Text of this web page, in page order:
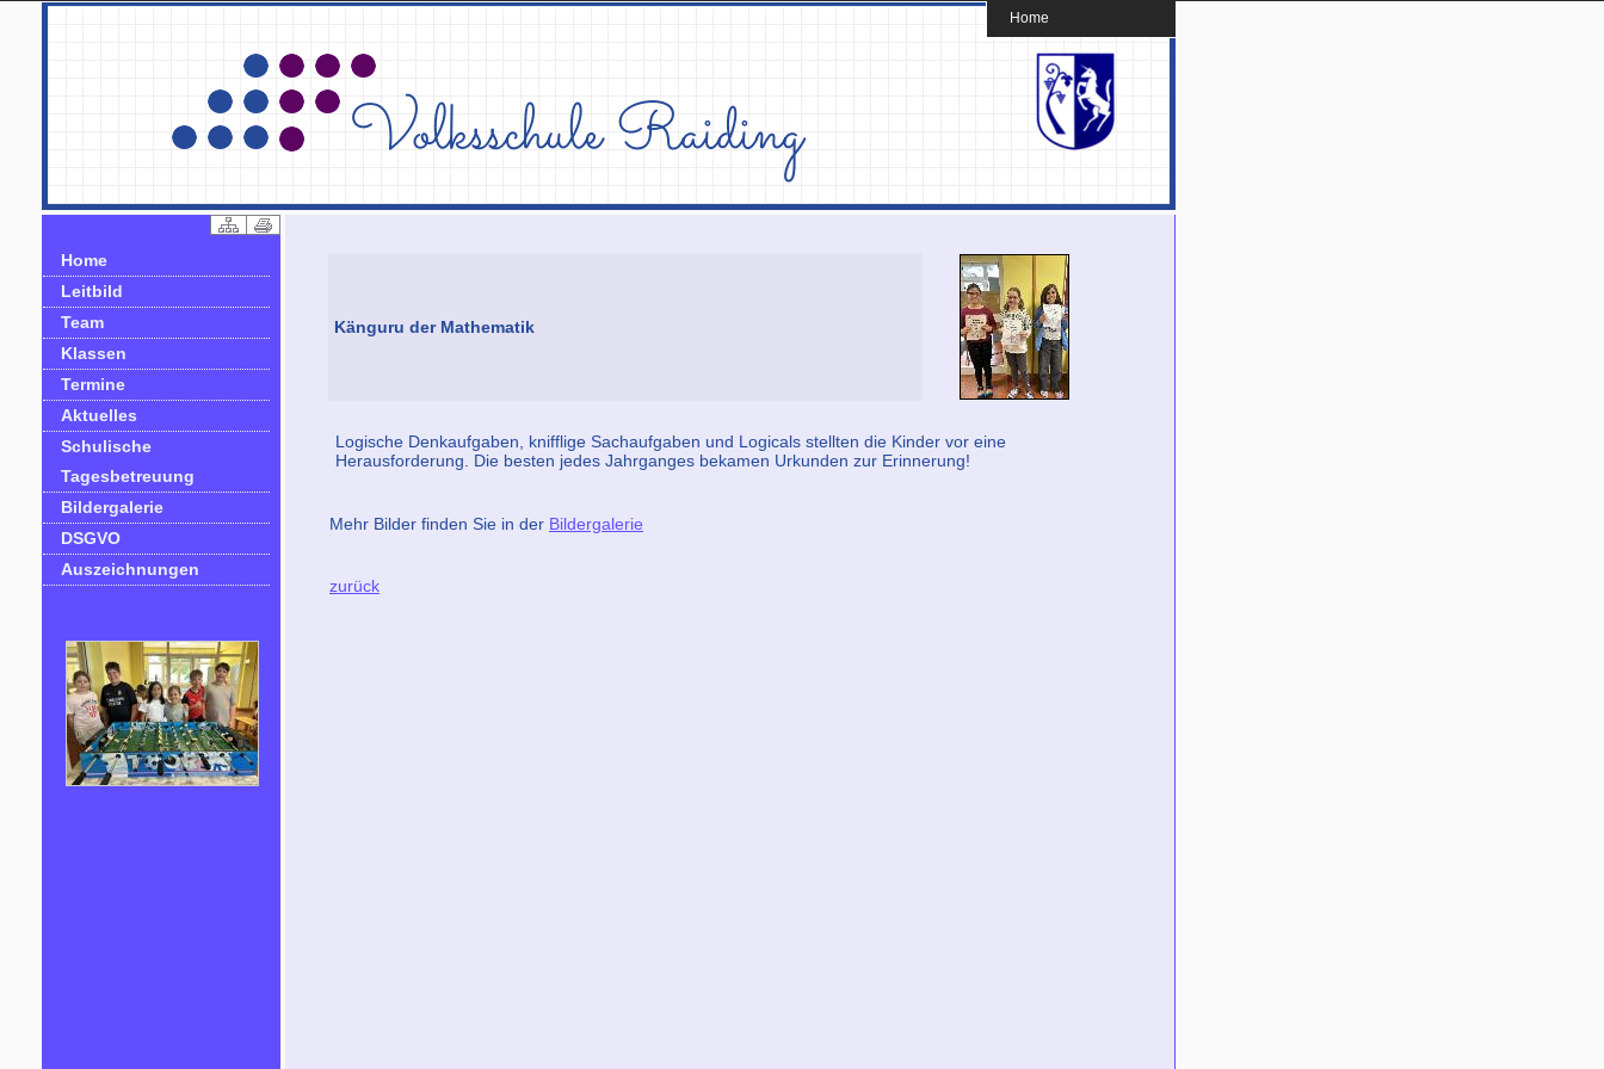
Home
Home
Leitbild
Team
Klassen
Termine
Aktuelles
Schulische
Tagesbetreuung
Bildergalerie
DSGVO
Auszeichnungen
Känguru der Mathematik
Logische Denkaufgaben, knifflige Sachaufgaben und Logicals stellten die Kinder vor eine
Herausforderung. Die besten jedes Jahrganges bekamen Urkunden zur Erinnerung!
Mehr Bilder finden Sie in der Bildergalerie
zurück